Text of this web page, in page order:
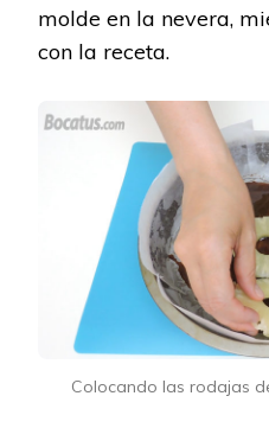
molde en la nevera,
con la receta.
Colocando las rodajas